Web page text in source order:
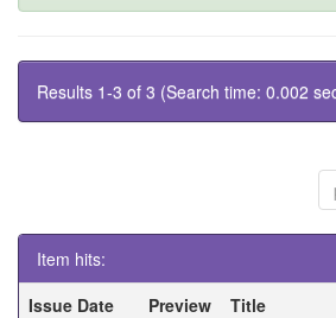
Results 1-3 of 3 (Search time: 0.002
Item hits:
Issue Date
Preview Title